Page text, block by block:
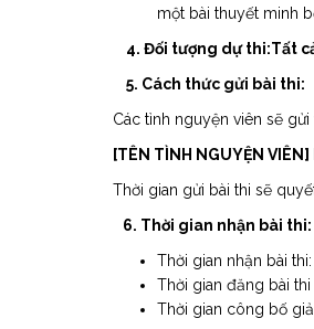
một bài thuyết minh
4. Đối tượng dự thi:Tất
5. Cách thức gửi bài thi:
Các tình nguyện viên sẽ
[TÊN TÌNH
Thời gian gửi bài thi sẽ
6. Thời gian nhận bài thi:
Thời gian nhận bài
Thời gian đăng bài thi
Thời gian công bố